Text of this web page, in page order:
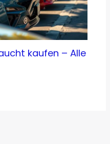
kaufen – Alle